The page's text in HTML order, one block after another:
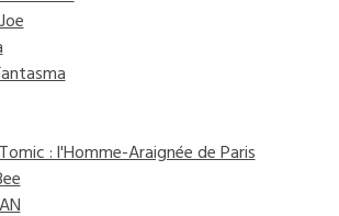
: l'Homme-Araignée de Paris